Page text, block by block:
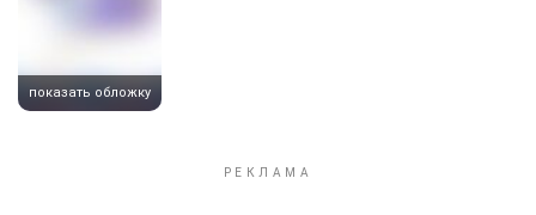
показать обложку